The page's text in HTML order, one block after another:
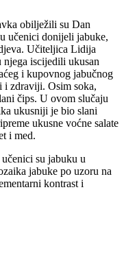
obilježili su Dan
učenici donijeli jabuke,
Učiteljica Lidija
njega iscijedili ukusan
i kupovnog jabučnog
i zdraviji. Osim soka,
čips. U ovom slučaju
ukusniji je bio slani
ukusne voćne salate
i med.
su jabuku u
jabuke po uzoru na
kontrast i